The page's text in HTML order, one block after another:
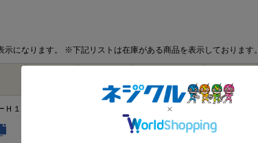
になります。 ※下記リストは在庫がある商品を表示しております。
Ｈ１
2.2 X 5